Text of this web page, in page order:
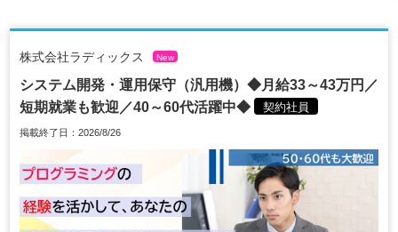
株式会社ラディックス New
システム開発・運用保守（汎用機）◆月給33～43万円／
短期就業も歓迎／40～60代活躍中◆
契約社員
掲載終了日：2026/8/26